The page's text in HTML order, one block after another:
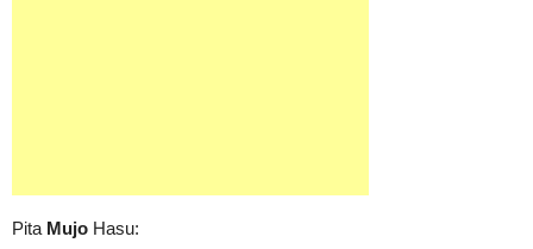
Pita Mujo Hasu: